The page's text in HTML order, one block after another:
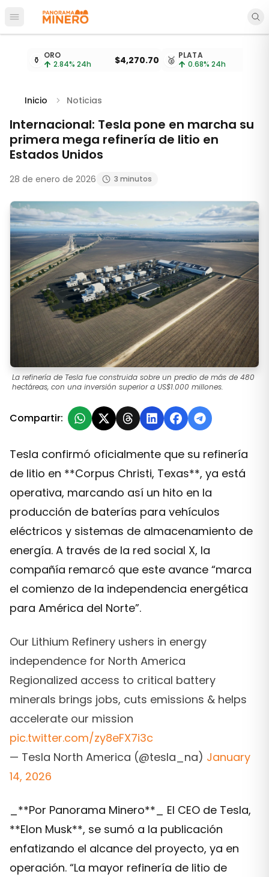
Abrir menú principal
Cotizaciones de metales actualizadas cada 15
⚱️ ORO
2.84% 24h $4,270.70 🥈 PLATA
0.68% 24h
Inicio Noticias
Internacional: Tesla pone en marcha su
primera mega refinería de litio en
Estados Unidos
28 de enero de 2026 3 minutos
La refinería de Tesla fue construida sobre un predio de más de 480
hectáreas, con una inversión superior a US$1.000 millones.
Compartir:
Tesla confirmó oficialmente que su refinería
de litio en **Corpus Christi, Texas**, ya está
operativa, marcando así un hito en la
producción de baterías para vehículos
eléctricos y sistemas de almacenamiento de
energía. A través de la red social X, la
compañía remarcó que este avance “marca
el comienzo de la independencia energética
para América del Norte”.
Our Lithium Refinery ushers in energy
independence for North America
Regionalized access to critical battery
minerals brings jobs, cuts emissions & helps
accelerate our mission
pic.twitter.com/zy8eFX7i3c
— Tesla North America (@tesla_na) January
14, 2026
_**Por Panorama Minero**_ El CEO de Tesla,
**Elon Musk**, se sumó a la publicación
enfatizando el alcance del proyecto, ya en
operación. “La mayor refinería de litio de